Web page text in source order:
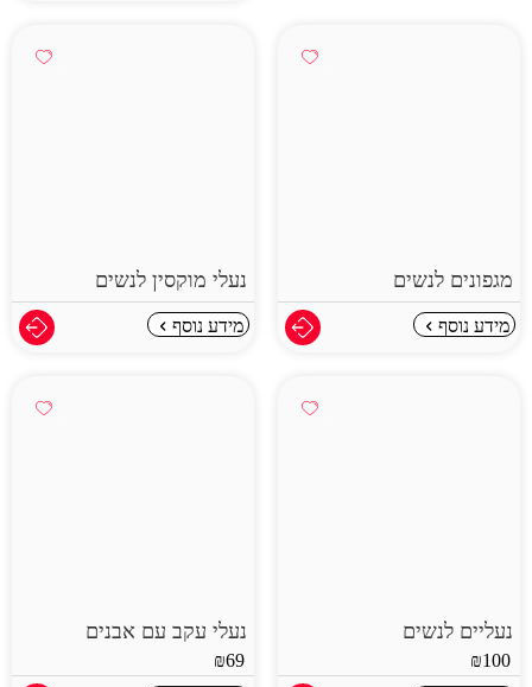
מגפונים לנשים
מידע נוסף
נעלי מוקסין לנשים
מידע נוסף
נעליים לנשים
₪100
נעלי עקב עם אבנים
₪69